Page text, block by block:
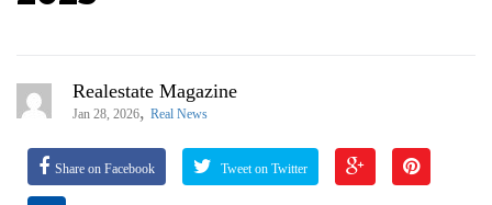
Realestate Magazine
Jan 28, 2026, Real News
Share on Facebook Tweet on Twitter